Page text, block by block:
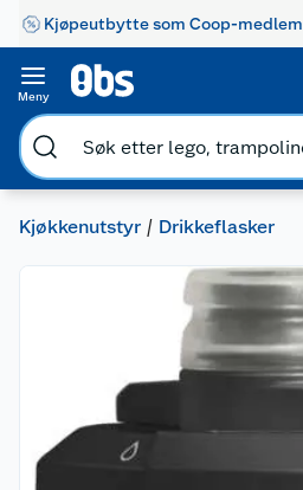
Kjøpeutbytte som Coop-medlem
Meny
Kjøkkenutstyr Drikkeflasker